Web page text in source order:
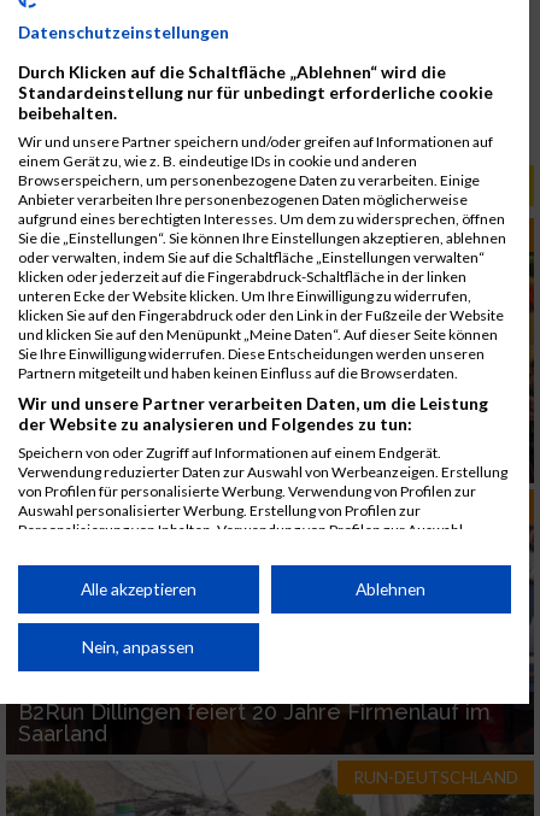
13. August 2026
B2Run Dillingen/Saar
12. August 2026
RUN5 TEAMSTAFFEL - Wiesbaden
Jetzt anmelden!
RELEVANTE ARTIKEL
RUN-DEUTSCHLAND
RUN5 TEAMSTAFFEL Hamburg 2026 an beiden
Lauftagen ausverkauft
RUN-DEUTSCHLAND
B2Run Dillingen feiert 20 Jahre Firmenlauf im
Saarland
RUN-DEUTSCHLAND
Datenschutzeinstellungen
Durch Klicken auf die Schaltfläche „Ablehnen“ wird die
Standardeinstellung nur für unbedingt erforderliche cookie
beibehalten.
Wir und unsere Partner speichern und/oder greifen auf Informationen auf
einem Gerät zu, wie z. B. eindeutige IDs in cookie und anderen
Browserspeichern, um personenbezogene Daten zu verarbeiten. Einige
Anbieter verarbeiten Ihre personenbezogenen Daten möglicherweise
aufgrund eines berechtigten Interesses. Um dem zu widersprechen, öffnen
Sie die „Einstellungen“. Sie können Ihre Einstellungen akzeptieren, ablehnen
oder verwalten, indem Sie auf die Schaltfläche „Einstellungen verwalten“
klicken oder jederzeit auf die Fingerabdruck-Schaltfläche in der linken
unteren Ecke der Website klicken. Um Ihre Einwilligung zu widerrufen,
klicken Sie auf den Fingerabdruck oder den Link in der Fußzeile der Website
und klicken Sie auf den Menüpunkt „Meine Daten“. Auf dieser Seite können
Sie Ihre Einwilligung widerrufen. Diese Entscheidungen werden unseren
Partnern mitgeteilt und haben keinen Einfluss auf die Browserdaten.
Wir und unsere Partner verarbeiten Daten, um die Leistung
der Website zu analysieren und Folgendes zu tun:
Speichern von oder Zugriff auf Informationen auf einem Endgerät.
Verwendung reduzierter Daten zur Auswahl von Werbeanzeigen. Erstellung
von Profilen für personalisierte Werbung. Verwendung von Profilen zur
Auswahl personalisierter Werbung. Erstellung von Profilen zur
Personalisierung von Inhalten. Verwendung von Profilen zur Auswahl
Performance von Inhalten. Analyse von Zielgruppen durch Statistiken oder
Kombinationen von Daten aus verschiedenen Quellen. Entwicklung und
von Inhalten.
Daten können außerhalb der Europäischen Union weitergegeben und in die
Website/App.
Partnerliste anzeigen (1 IAB-Anbieter)
Wir nutzen Ihre Daten für folgende Zwecke:
Alle akzeptieren Ablehnen
Nein, anpassen